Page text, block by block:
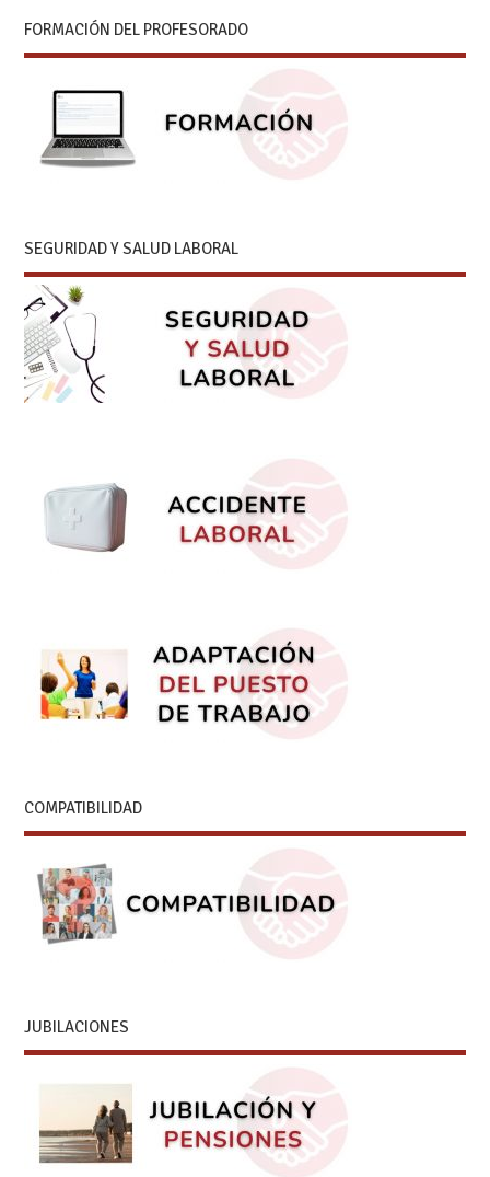
FORMACIÓN DEL PROFESORADO
SEGURIDAD Y SALUD LABORAL
COMPATIBILIDAD
JUBILACIONES